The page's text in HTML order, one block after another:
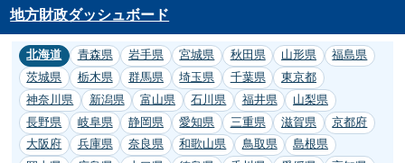
地方財政ダッシュボード
北海道 青森県 岩手県 宮城県 秋田県 山形県
福島県
茨城県
栃木県 群馬県 埼玉県 千葉県
東京都
神奈川県
新潟県 富山県 石川県 福井県
山梨県
長野県
岐阜県 静岡県 愛知県 三重県 滋賀県
京都府
大阪府
兵庫県 奈良県 和歌山県 鳥取県
島根県